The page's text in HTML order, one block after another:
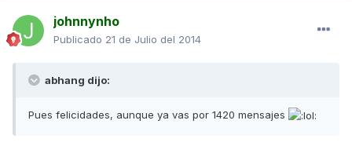
johnnynho
Publicado 21 de Julio del 2014
abhang dijo:
Pues felicidades, aunque ya vas por 1420 mensajes